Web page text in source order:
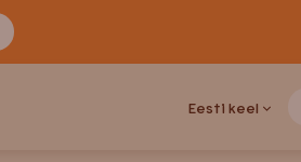
Eesti keel